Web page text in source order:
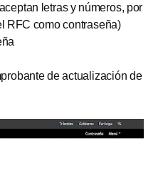
letras y números, por
RFC como contraseña)
de actualización de